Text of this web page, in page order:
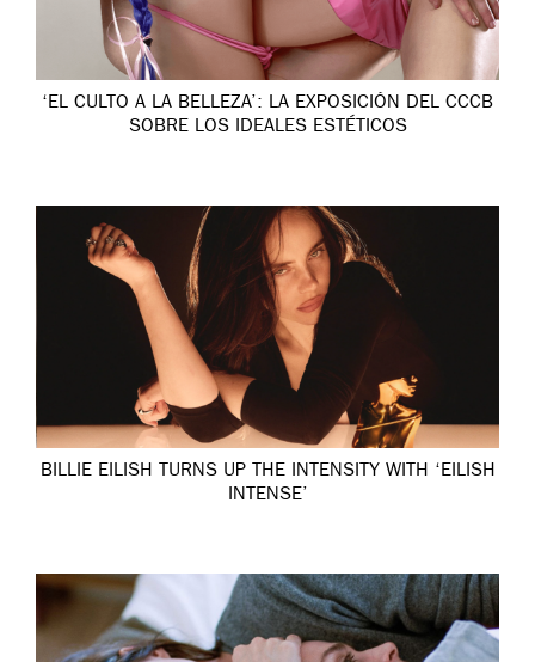
‘EL CULTO A LA BELLEZA’: LA EXPOSICIÓN DEL CCCB
SOBRE LOS IDEALES ESTÉTICOS
BILLIE EILISH TURNS UP THE INTENSITY WITH ‘EILISH
INTENSE’